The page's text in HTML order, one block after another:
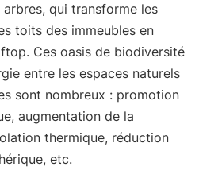
qui transforme les
toits des immeubles en
Ces oasis de biodiversité
entre les espaces naturels
sont nombreux : promotion
augmentation de la
thermique, réduction
etc.